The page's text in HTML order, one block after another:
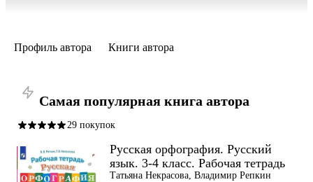
Профиль автора Книги автора
Самая популярная книга автора
29 покупок
Русская орфография. Русский
язык. 3-4 класс. Рабочая тетрадь
Татьяна Некрасова, Владимир Репкин